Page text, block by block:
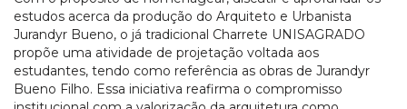
estudos acerca da produção do Arquiteto e Urbanista
Jurandyr Bueno, o já tradicional Charrete UNISAGRADO
propõe uma atividade de projetação voltada aos
estudantes, tendo como referência as obras de Jurandyr
Bueno Filho. Essa iniciativa reafirma o compromisso